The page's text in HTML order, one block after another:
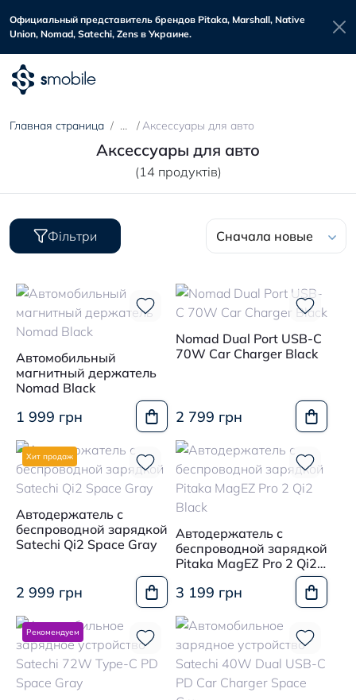
Официальный представитель брендов Pitaka, Marshall, Native
Union, Nomad, Satechi, Zens в Украине.
Главная страница Аксессуары для авто
Аксессуары для авто
(14 продуктів)
Фільтри Сначала новые
Автомобильный
магнитный держатель
Nomad Black
1 999 грн
Nomad Dual Port USB-C
70W Car Charger Black
2 799 грн
Хит продаж
Автодержатель с
беспроводной зарядкой
Satechi Qi2 Space Gray
2 999 грн
Автодержатель с
беспроводной зарядкой
Pitaka MagEZ Pro 2 Qi2
3 199 грн
Рекомендуем